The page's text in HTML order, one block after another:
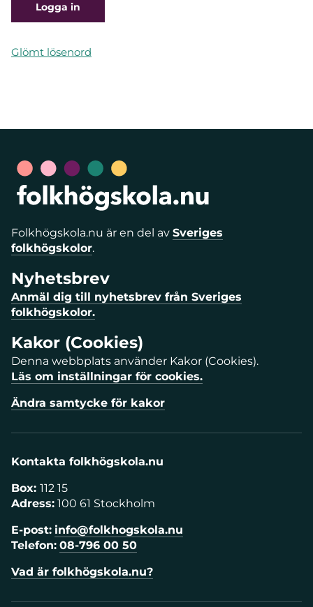
Glömt lösenord
Folkhögskola.nu är en del av Sveriges
folkhögskolor.
Nyhetsbrev
Anmäl dig till nyhetsbrev från Sveriges
folkhögskolor.
Kakor (Cookies)
Denna webbplats använder Kakor (Cookies).
Läs om inställningar för cookies.
Ändra samtycke för kakor
Kontakta folkhögskola.nu
Box: 112 15
Adress: 100 61 Stockholm
E-post: info@folkhogskola.nu
Telefon: 08-796 00 50
Vad är folkhögskola.nu?